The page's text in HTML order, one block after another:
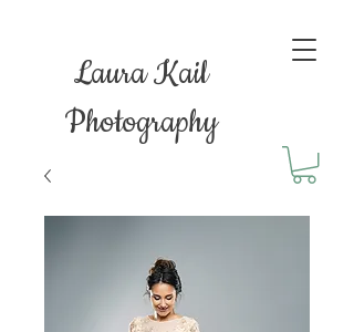
Laura Kail
Photography